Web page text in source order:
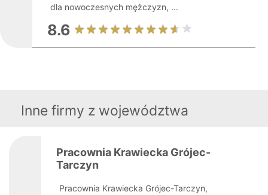
dla nowoczesnych mężczyzn, ...
8.6
Inne firmy z województwa
Pracownia Krawiecka Grójec-
Tarczyn
Pracownia Krawiecka Grójec-Tarczyn,